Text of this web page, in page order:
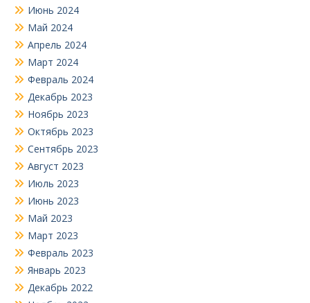
Июнь 2024
Май 2024
Апрель 2024
Март 2024
Февраль 2024
Декабрь 2023
Ноябрь 2023
Октябрь 2023
Сентябрь 2023
Август 2023
Июль 2023
Июнь 2023
Май 2023
Март 2023
Февраль 2023
Январь 2023
Декабрь 2022